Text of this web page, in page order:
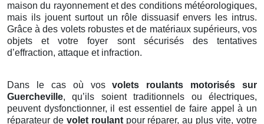
maison du rayonnement et des conditions météorologiques,
mais ils jouent surtout un rôle dissuasif envers les intrus.
Grâce à des volets robustes et de matériaux supérieurs, vos
objets et votre foyer sont sécurisés des tentatives
d’effraction, attaque et infraction.
Dans le cas où vosvolets roulants motorisés sur
Guercheville, qu’ils soient traditionnels ou électriques,
peuvent dysfonctionner, il est essentiel de faire appel à un
réparateur de volet roulantpour réparer, au plus vite, votre